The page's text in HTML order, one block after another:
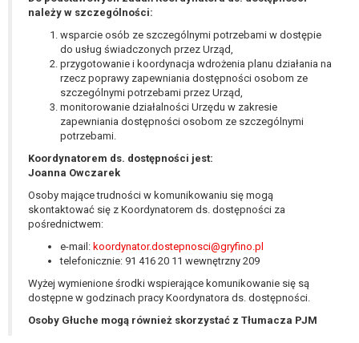
należy w szczególności:
wsparcie osób ze szczególnymi potrzebami w dostępie
do usług świadczonych przez Urząd,
przygotowanie i koordynacja wdrożenia planu działania na
rzecz poprawy zapewniania dostępności osobom ze
szczególnymi potrzebami przez Urząd,
monitorowanie działalności Urzędu w zakresie
zapewniania dostępności osobom ze szczególnymi
potrzebami.
Koordynatorem ds. dostępności jest:
Joanna Owczarek
Osoby mające trudności w komunikowaniu się mogą
skontaktować się z Koordynatorem ds. dostępności za
pośrednictwem:
e-mail: koordynator.dostepnosci@gryfino.pl
telefonicznie: 91 416 20 11 wewnętrzny 209
Wyżej wymienione środki wspierające komunikowanie się są
dostępne w godzinach pracy Koordynatora ds. dostępności.
Osoby Głuche mogą również skorzystać z Tłumacza PJM
niezbędność przetwarzania do
wykonania zadania realizowanego w
interesie publicznym lub w ramach
sprawowania władzy publicznej
powierzonej administratorowi bądź
niezbędność przetwarzania do celów
wynikających z prawnie
realizowanych przez administratora
Z przyczyn związanych z Pani/Pana
szczególną sytuacją. W razie wniesienia
sprzeciwu, administrator nie może już
przetwarzać tych danych osobowych, chyba
że wykaże on istnienie ważnych prawnie
uzasadnionych podstaw do przetwarzania,
nadrzędnych wobec interesów, praw i
wolności osoby, której dane dotyczą, lub